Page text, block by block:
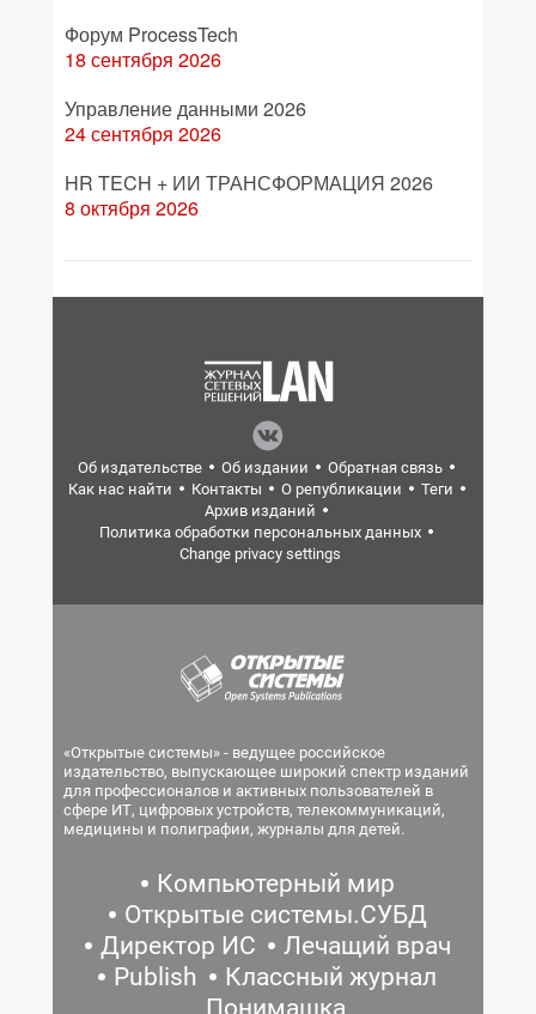
Форум ProcessTech
18 сентября 2026
Управление данными 2026
24 сентября 2026
HR TECH + ИИ ТРАНСФОРМАЦИЯ 2026
8 октября 2026
Об издательстве Об издании
Обратная связь
Как нас найти
Контакты О републикации
Теги
Архив изданий
Политика обработки персональных данных
Change privacy settings
«Открытые системы» - ведущее российское
издательство, выпускающее широкий спектр изданий
для профессионалов и активных пользователей в
сфере ИТ, цифровых устройств, телекоммуникаций,
медицины и полиграфии, журналы для детей.
Компьютерный мир
Открытые системы.СУБД
Директор ИС
Лечащий врач
Publish
Классный журнал
Понимашка